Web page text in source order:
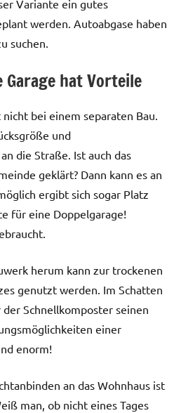
Variante ein gutes
werden. Autoabgase haben
suchen.
hat Vorteile
bei einem separaten Bau.
und
die Straße. Ist auch das
geklärt? Dann kann es an
ergibt sich sogar Platz
für eine Doppelgarage!
herum kann zur trockenen
genutzt werden. Im Schatten
Schnellkomposter seinen
einer
enorm!
an das Wohnhaus ist
man, ob nicht eines Tages